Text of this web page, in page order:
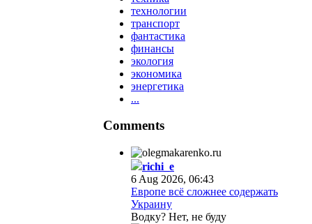
технологии
транспорт
фантастика
финансы
экология
экономика
энергетика
...
Comments
richi_e
6 Aug 2026, 06:43
Европе всё сложнее содержать
Украину
Водку? Нет, не буду